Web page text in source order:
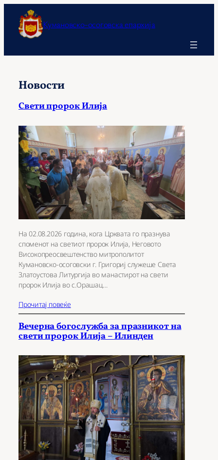
содржината Кумановско-осоговска епархија
Новости
Свети пророк Илија
На 02.08.2026 година, кога Црквата го празнува
споменот на светиот пророк Илија, Неговото
Високопреосвештенство митрополитот
Кумановско-осоговски г. Григориј служеше Света
Златоустова Литургија во манастирот на свети
пророк Илија во с.Орашац…
Прочитај повеќе
Вечерна богослужба за празникот на
свети пророк Илија – Илинден